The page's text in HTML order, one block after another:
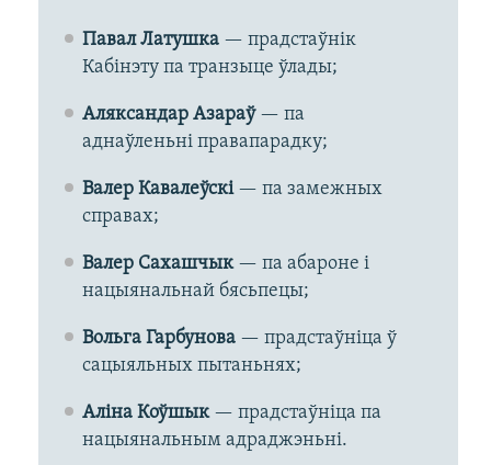
Павал Латушка — прадстаўнік
Кабінэту па транзыце ўлады;
Аляксандар Азараў— па
аднаўленьні правапарадку;
Валер Кавалеўскі— па замежных
справах;
Валер Сахашчык— па абароне і
нацыянальнай бясьпецы;
Вольга Гарбунова — прадстаўніца ў
сацыяльных пытаньнях;
Аліна Коўшык — прадстаўніца па
нацыянальным адраджэньні.